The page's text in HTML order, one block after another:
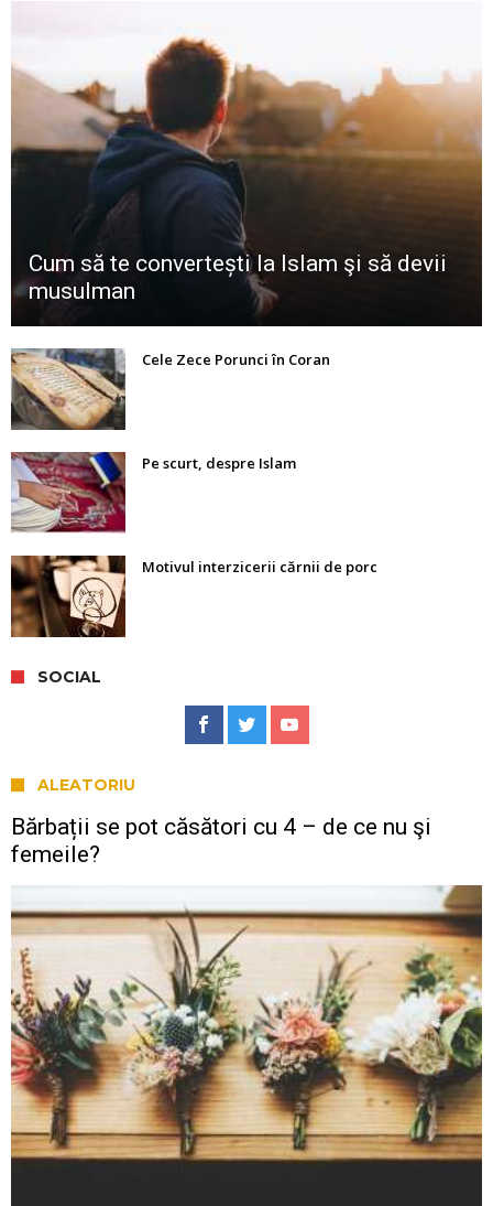
Cum să te convertești la Islam şi să devii
musulman
Cele Zece Porunci în Coran
Pe scurt, despre Islam
Motivul interzicerii cărnii de porc
SOCIAL
ALEATORIU
Bărbații se pot căsători cu 4 – de ce nu şi
femeile?